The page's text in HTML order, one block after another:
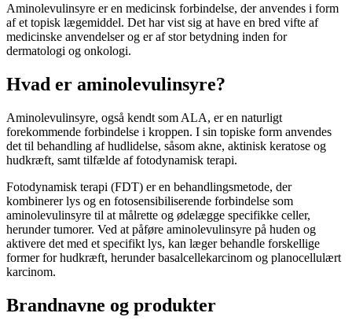
Aminolevulinsyre er en medicinsk forbindelse, der anvendes i form
af et topisk lægemiddel. Det har vist sig at have en bred vifte af
medicinske anvendelser og er af stor betydning inden for
dermatologi og onkologi.
Hvad er aminolevulinsyre?
Aminolevulinsyre, også kendt som ALA, er en naturligt
forekommende forbindelse i kroppen. I sin topiske form anvendes
det til behandling af hudlidelse, såsom akne, aktinisk keratose og
hudkræft, samt tilfælde af fotodynamisk terapi.
Fotodynamisk terapi (FDT) er en behandlingsmetode, der
kombinerer lys og en fotosensibiliserende forbindelse som
aminolevulinsyre til at målrette og ødelægge specifikke celler,
herunder tumorer. Ved at påføre aminolevulinsyre på huden og
aktivere det med et specifikt lys, kan læger behandle forskellige
former for hudkræft, herunder basalcellekarcinom og planocellulært
karcinom.
Brandnavne og produkter